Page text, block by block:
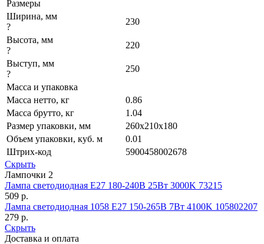
Размеры
Ширина, мм
?
230
Высота, мм
?
220
Выступ, мм
?
250
Масса и упаковка
Масса нетто, кг
0.86
Масса брутто, кг
1.04
Размер упаковки, мм
260x210x180
Объем упаковки, куб. м
0.01
Штрих-код
5900458002678
Скрыть
Лампочки 2
Лампа светодиодная E27 180-240В 25Вт 3000K 73215
509 р.
Лампа светодиодная 1058 E27 150-265В 7Вт 4100K 105802207
279 р.
Скрыть
Доставка и оплата